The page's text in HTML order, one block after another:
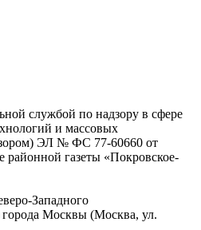
службой по надзору в сфере
и массовых
ЭЛ № ФС 77-60660 от
районной газеты «Покровское-
Западного
города Москвы (Москва, ул.